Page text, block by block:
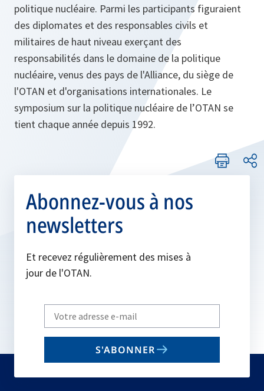
politique nucléaire. Parmi les participants figuraient
des diplomates et des responsables civils et
militaires de haut niveau exerçant des
responsabilités dans le domaine de la politique
nucléaire, venus des pays de l'Alliance, du siège de
l'OTAN et d'organisations internationales. Le
symposium sur la politique nucléaire de l’OTAN se
tient chaque année depuis 1992.
Abonnez-vous à nos
newsletters
Et recevez régulièrement des mises à
jour de l'OTAN.
Write
your
email
S'ABONNER